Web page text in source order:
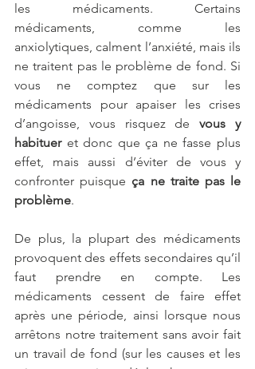
les médicaments. Certains
médicaments, comme les
anxiolytiques, calment l’anxiété, mais ils
ne traitent pas le problème de fond. Si
vous ne comptez que sur les
médicaments pour apaiser les crises
d’angoisse, vous risquez de vous y
habituer et donc que ça ne fasse plus
effet, mais aussi d’éviter de vous y
confronter puisque ça ne traite pas le
problème.
De plus, la plupart des médicaments
provoquent des effets secondaires qu’il
faut prendre en compte. Les
médicaments cessent de faire effet
après une période, ainsi lorsque nous
arrêtons notre traitement sans avoir fait
un travail de fond (sur les causes et les